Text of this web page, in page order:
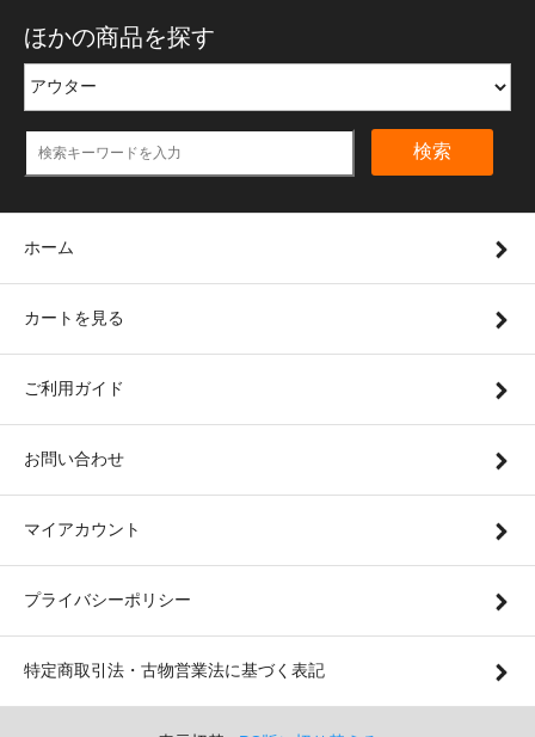
ほかの商品を探す
検索
ホーム
カートを見る
ご利用ガイド
お問い合わせ
マイアカウント
プライバシーポリシー
特定商取引法・古物営業法に基づく表記